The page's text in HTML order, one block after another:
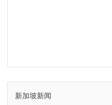
新加坡新闻